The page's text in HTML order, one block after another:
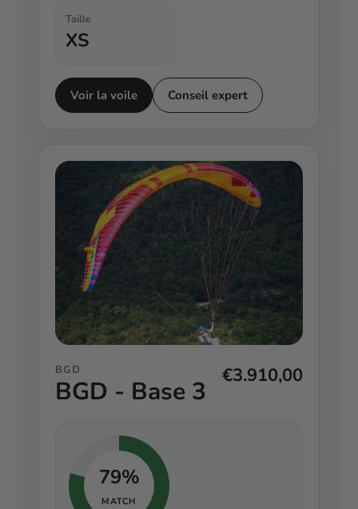
Taille
XS
Voir la voile Conseil expert
BGD
BGD - Base 3 €3.910,00
79%
MATCH